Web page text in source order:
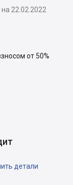
22.02.2022
от 50%
детали